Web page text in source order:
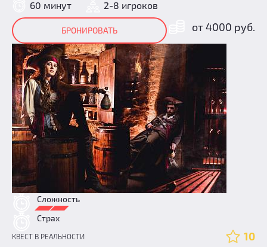
60 минут 2-8 игроков
от 4000 руб.
БРОНИРОВАТЬ
Сложность
Страх
КВЕСТ В РЕАЛЬНОСТИ 10